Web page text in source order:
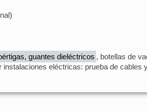
guantes dieléctricos , botellas de
eléctricas: prueba de